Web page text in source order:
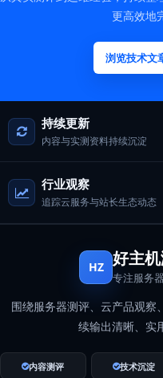
更高效地
浏览技术文
持续更新
内容与实测资料持续沉淀
行业观察
追踪云服务与站长生态动态
HZ 好主
专注服务
围绕服务器测评、云产品观察
续输出清晰、实
内容测评 技术沉淀